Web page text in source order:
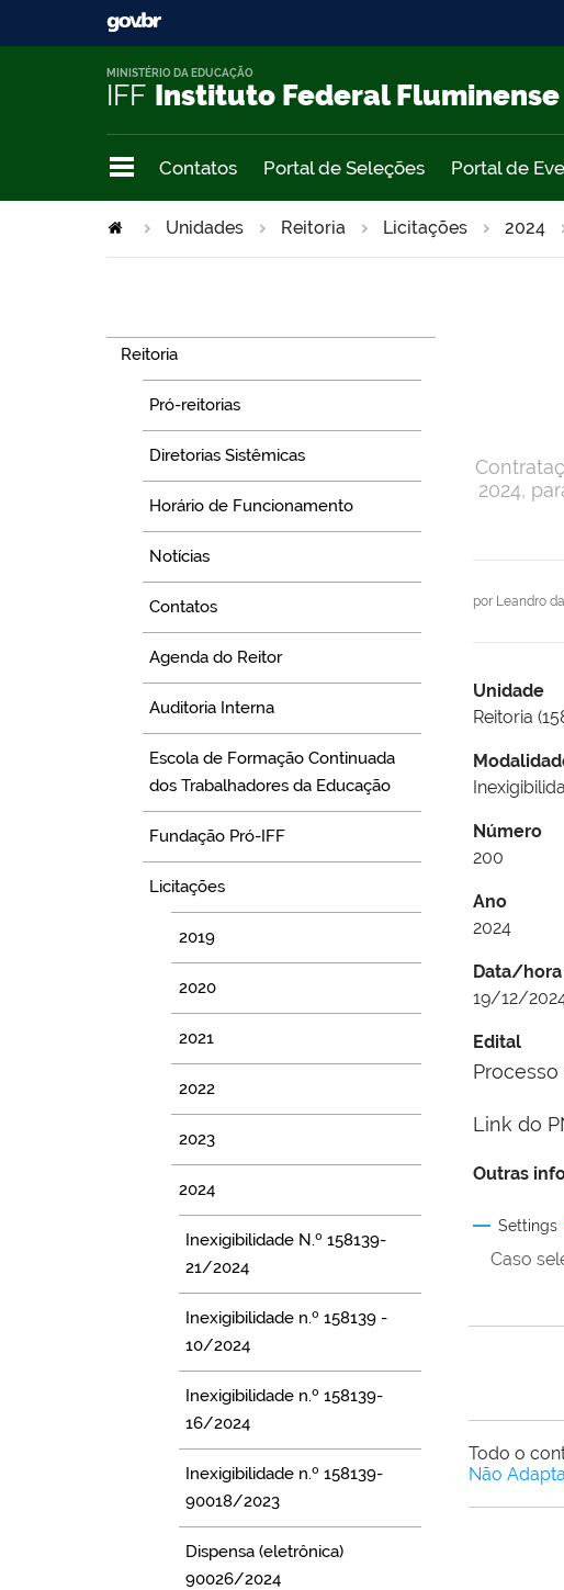
IFF Instituto Federal Fluminense
MINISTÉRIO DA EDUCAÇÃO
Contatos Portal de Seleções Portal de
Unidades Reitoria Licitações 2024
Reitoria
Pró-reitorias
Diretorias Sistêmicas
Horário de Funcionamento
Notícias
Contatos
Agenda do Reitor
Auditoria Interna
Escola de Formação Continuada
dos Trabalhadores da Educação
Fundação Pró-IFF
Licitações
2019
2020
2021
2022
2023
2024
Inexigibilidade N.º 158139-
21/2024
Inexigibilidade n.º 158139 -
10/2024
Inexigibilidade n.º 158139-
16/2024
Inexigibilidade n.º 158139-
90018/2023
Dispensa (eletrônica)
90026/2024
por Leandro
2024,
Unidade
Reitoria
Número
200
Ano
2024
Data/hora
19/12/
Edital
Processo
Link do
Outras
Settings
Caso
Todo o
Não